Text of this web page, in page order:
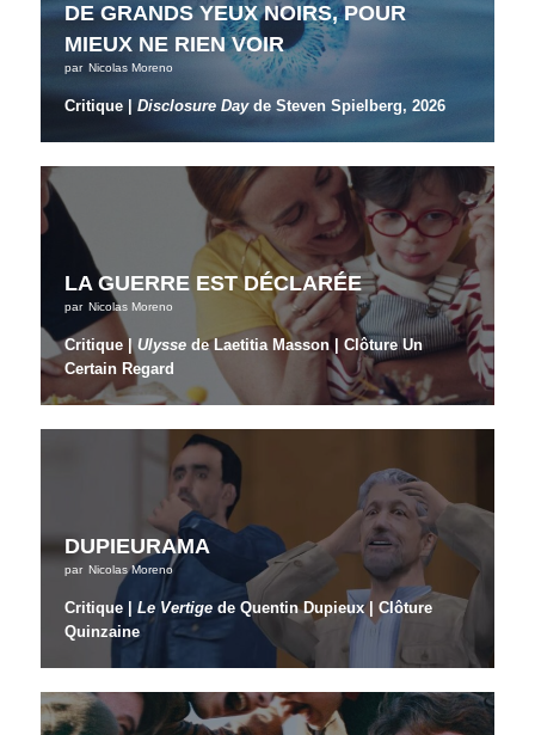
DE GRANDS YEUX NOIRS, POUR
MIEUX NE RIEN VOIR
par Nicolas Moreno
Critique |Disclosure Dayde Steven Spielberg, 2026
LA GUERRE EST DÉCLARÉE
par Nicolas Moreno
Critique |Ulysse de Laetitia Masson | Clôture Un
Certain Regard
DUPIEURAMA
par Nicolas Moreno
Critique |Le Vertige de Quentin Dupieux | Clôture
Quinzaine